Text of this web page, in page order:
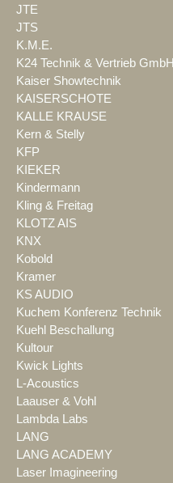
JTE
JTS
K.M.E.
K24 Technik & Vertrieb GmbH
Kaiser Showtechnik
KAISERSCHOTE
KALLE KRAUSE
Kern & Stelly
KFP
KIEKER
Kindermann
Kling & Freitag
KLOTZ AIS
KNX
Kobold
Kramer
KS AUDIO
Kuchem Konferenz Technik
Kuehl Beschallung
Kultour
Kwick Lights
L-Acoustics
Laauser & Vohl
Lambda Labs
LANG
LANG ACADEMY
Laser Imagineering